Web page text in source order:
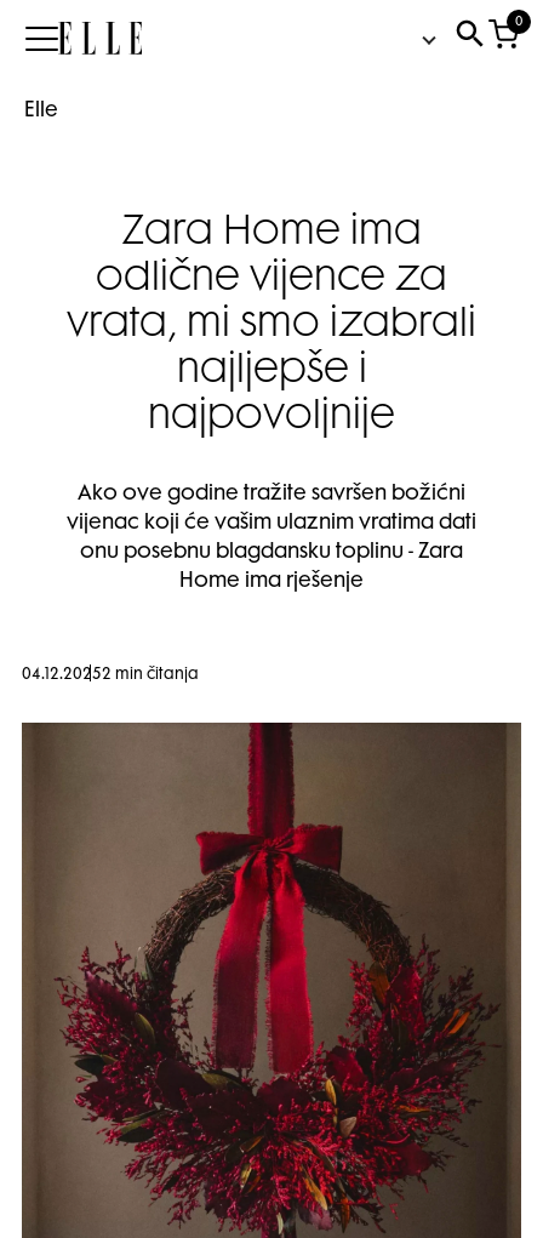
Elle
0
Elle
Zara Home ima
odlične vijence za
vrata, mi smo izabrali
najljepše i
najpovoljnije
Ako ove godine tražite savršen božićni
vijenac koji će vašim ulaznim vratima dati
onu posebnu blagdansku toplinu - Zara
Home ima rješenje
04.12.20252 min čitanja